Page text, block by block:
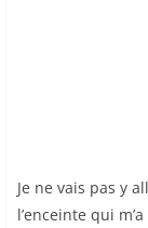
Je ne vais pas y
l’enceinte qui